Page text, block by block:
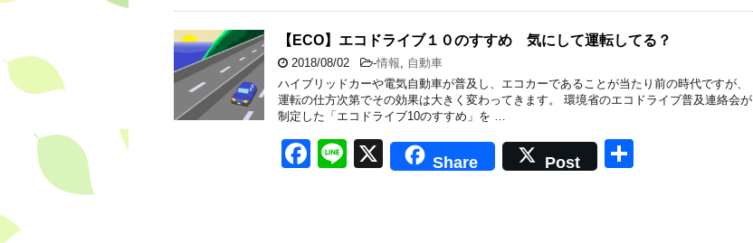
c
e
b
o
o
k
e
【ECO】エコドライブ１０のすすめ 気にして運転してる？
2018/08/02 -情報, 自動車
ハイブリッドカーや電気自動車が普及し、エコカーであることが当たり前の時代ですが、
運転の仕方次第でその効果は大きく変わってきます。 環境省のエコドライブ普及連絡会が
制定した「エコドライブ10のすすめ」を …
F
Li
X Share Post